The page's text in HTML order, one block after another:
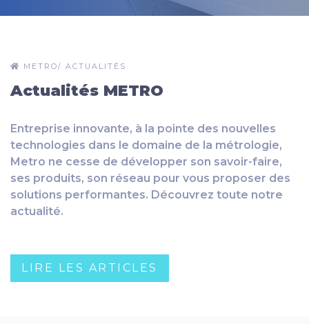
METRO/ ACTUALITÉS
Actualités METRO
Entreprise innovante, à la pointe des nouvelles
technologies dans le domaine de la métrologie,
Metro ne cesse de développer son savoir-faire,
ses produits, son réseau pour vous proposer des
solutions performantes. Découvrez toute notre
actualité.
LIRE LES ARTICLES